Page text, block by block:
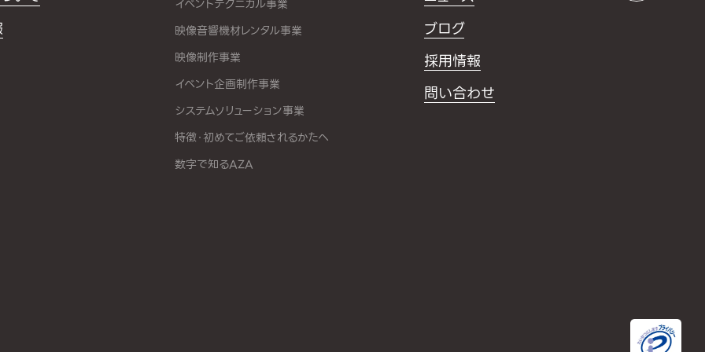
イベントテクニカル事業
映像音響機材レンタル事業
映像制作事業
イベント企画制作事業
システムソリューション事業
特徴・初めてご依頼されるかたへ
数字で知るAZA
ブログ
採用情報
問い合わせ